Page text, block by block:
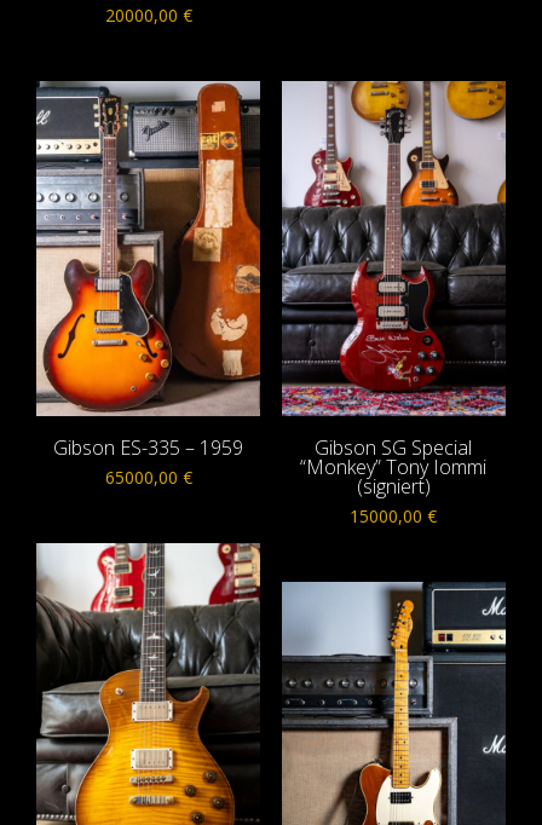
20000,00 €
Gibson ES-335 – 1959
65000,00 €
Gibson SG Special
“Monkey” Tony Iommi
(signiert)
15000,00€